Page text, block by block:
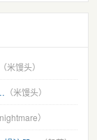
（米馒头）
（米馒头）
）